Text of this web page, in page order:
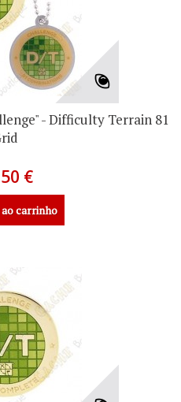
- Difficulty Terrain 81
€
carrinho